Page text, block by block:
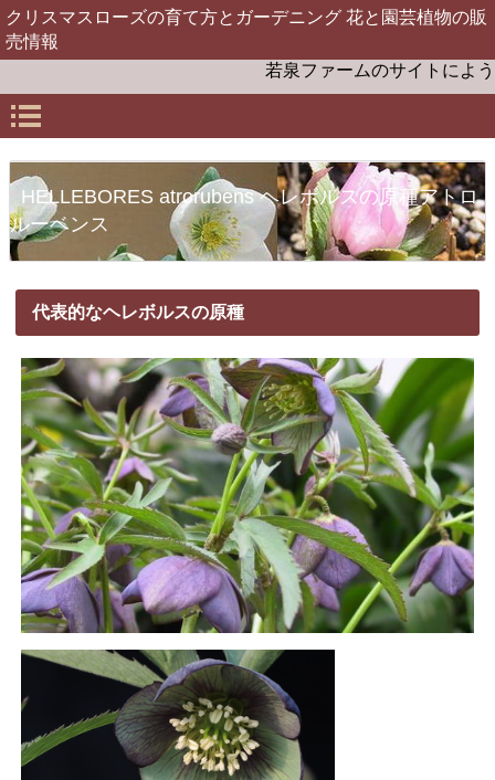
クリスマスローズの育て方とガーデニング 花と園芸植物の販
売情報
若泉ファームのサイトによう
HELLEBORES atrorubens ヘレボルスの原種アトロ
ルーベンス
代表的なヘレボルスの原種